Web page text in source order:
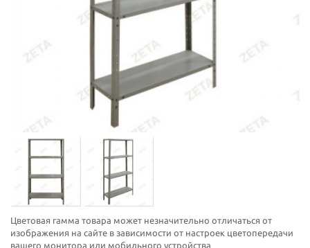
Цветовая гамма товара может незначительно отличаться от
изображения на сайте в зависимости от настроек цветопередачи
вашего монитора или мобильного устройства